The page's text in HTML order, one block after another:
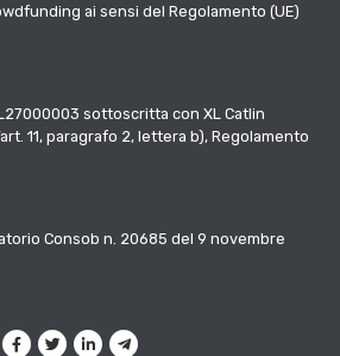
ai sensi del Regolamento (UE)
sottoscritta con XL Catlin
11, paragrafo 2, lettera b), Regolamento
Consob n. 20685 del 9 novembre